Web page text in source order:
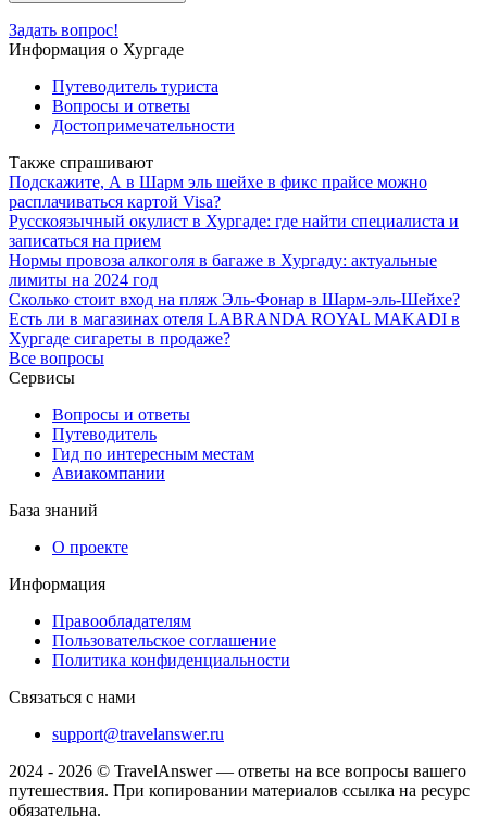
Задать вопрос!
Информация о Хургаде
Путеводитель туриста
Вопросы и ответы
Достопримечательности
Также спрашивают
Подскажите, А в Шарм эль шейхе в фикс прайсе можно
расплачиваться картой Visa?
Русскоязычный окулист в Хургаде: где найти специалиста и
записаться на прием
Нормы провоза алкоголя в багаже в Хургаду: актуальные
лимиты на 2024 год
Сколько стоит вход на пляж Эль-Фонар в Шарм-эль-Шейхе?
Есть ли в магазинах отеля LABRANDA ROYAL MAKADI в
Хургаде сигареты в продаже?
Все вопросы
Сервисы
Вопросы и ответы
Путеводитель
Гид по интересным местам
Авиакомпании
База знаний
О проекте
Информация
Правообладателям
Пользовательское соглашение
Политика конфиденциальности
Связаться с нами
support@travelanswer.ru
2024 - 2026 © TravelAnswer — ответы на все вопросы вашего
путешествия. При копировании материалов ссылка на ресурс
обязательна.